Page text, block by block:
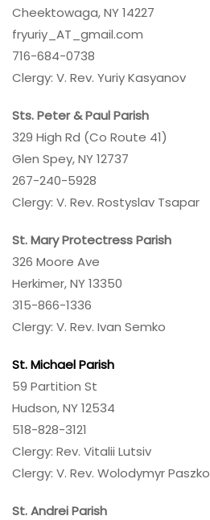
Cheektowaga, NY 14227
fryuriy_AT_gmail.com
716-684-0738
Clergy: V. Rev. Yuriy Kasyanov
Sts. Peter & Paul Parish
329 High Rd (Co Route 41)
Glen Spey, NY 12737
267-240-5928
Clergy: V. Rev. Rostyslav Tsapar
St. Mary Protectress Parish
326 Moore Ave
Herkimer, NY 13350
315-866-1336
Clergy: V. Rev. Ivan Semko
St. Michael Parish
59 Partition St
Hudson, NY 12534
518-828-3121
Clergy: Rev. Vitalii Lutsiv
Clergy: V. Rev. Wolodymyr Paszko
St. Andrei Parish